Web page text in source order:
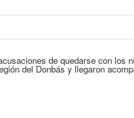
de quedarse con los
del Donbás y llegaron